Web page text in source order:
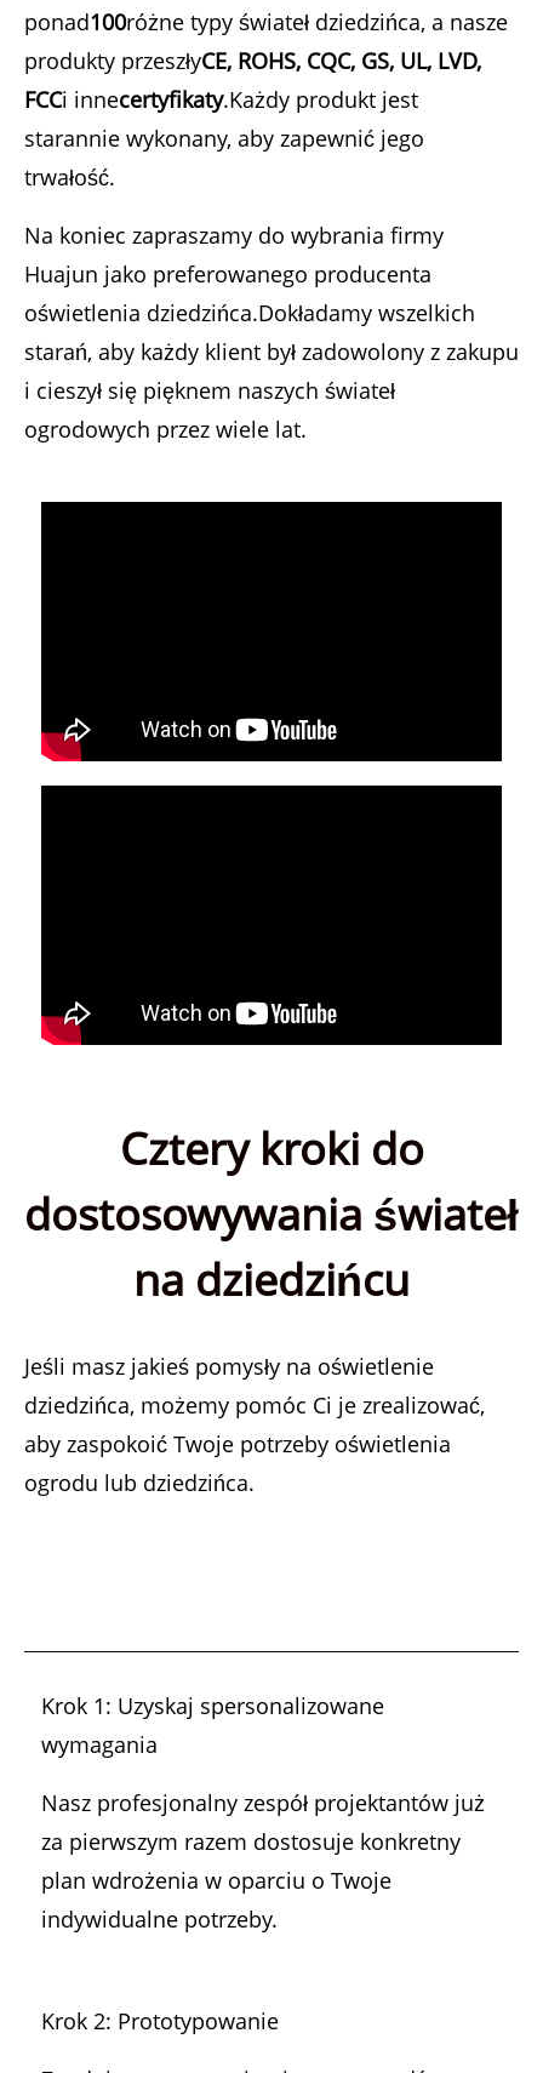
ponad100różne typy świateł dziedzińca, a nasze
produkty przeszłyCE, ROHS, CQC, GS, UL, LVD,
FCCi innecertyfikaty.Każdy produkt jest
starannie wykonany, aby zapewnić jego
trwałość.
Na koniec zapraszamy do wybrania firmy
Huajun jako preferowanego producenta
oświetlenia dziedzińca.Dokładamy wszelkich
starań, aby każdy klient był zadowolony z zakupu
i cieszył się pięknem naszych świateł
ogrodowych przez wiele lat.
Cztery kroki do
dostosowywania świateł
na dziedzińcu
Jeśli masz jakieś pomysły na oświetlenie
dziedzińca, możemy pomóc Ci je zrealizować,
aby zaspokoić Twoje potrzeby oświetlenia
ogrodu lub dziedzińca.
Krok 1: Uzyskaj spersonalizowane
wymagania
Nasz profesjonalny zespół projektantów już
za pierwszym razem dostosuje konkretny
plan wdrożenia w oparciu o Twoje
indywidualne potrzeby.
Krok 2: Prototypowanie